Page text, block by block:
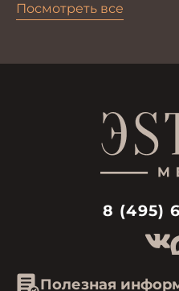
Посмотреть все
8 (495)
Полезная